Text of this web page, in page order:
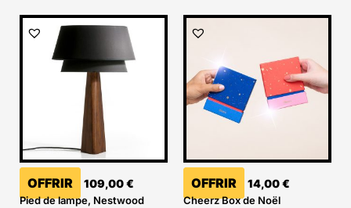
OFFRIR 109,00€
Pied de lampe, Nestwood
OFFRIR 14,00€
Cheerz Box de Noël